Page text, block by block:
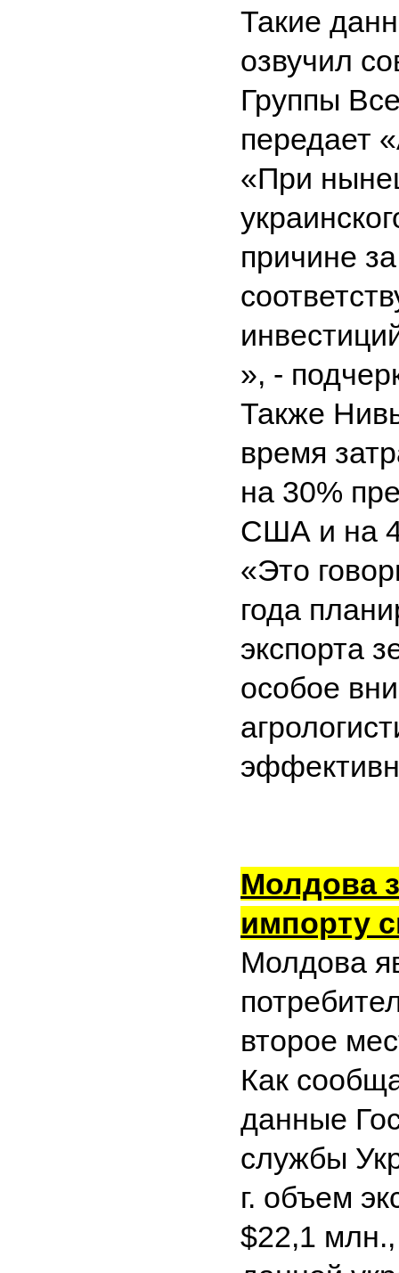
Такие
озвучил
Группы
передает
«При
причине
», -
Также
время
на 30%
США и на
«Это
года
экспорта
особое
Молдова
импорту
Молдова
второе
Как
данные
службы
г. объем
$22,1